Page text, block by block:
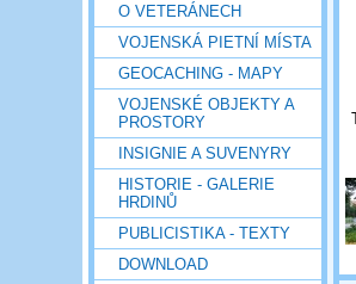
O VETERÁNECH
VOJENSKÁ PIETNÍ MÍSTA
GEOCACHING - MAPY
VOJENSKÉ OBJEKTY A
PROSTORY
INSIGNIE A SUVENYRY
HISTORIE - GALERIE
HRDINŮ
PUBLICISTIKA - TEXTY
DOWNLOAD